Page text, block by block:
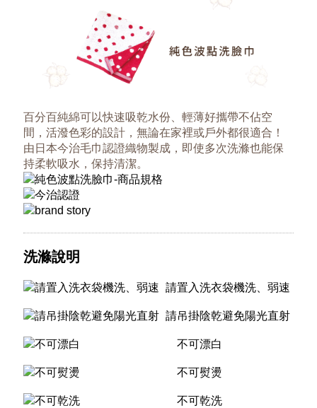
百分百純綿可以快速吸乾水份、輕薄好攜帶不佔空
間，活潑色彩的設計，無論在家裡或戶外都很適合！
由日本今治毛巾認證織物製成，即使多次洗滌也能保
持柔軟吸水，保持清潔。
洗滌說明
請置入洗衣袋機洗、弱速
請吊掛陰乾避免陽光直射
不可漂白
不可熨燙
不可乾洗